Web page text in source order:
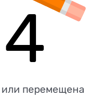
перемещена